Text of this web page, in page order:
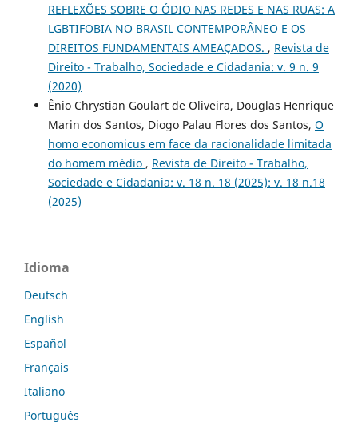
REFLEXÕES SOBRE O ÓDIO NAS REDES E NAS RUAS: A
LGBTIFOBIA NO BRASIL CONTEMPORÂNEO E OS
DIREITOS FUNDAMENTAIS AMEAÇADOS. , Revista de
Direito - Trabalho, Sociedade e Cidadania: v. 9 n. 9
(2020)
Ênio Chrystian Goulart de Oliveira, Douglas Henrique
Marin dos Santos, Diogo Palau Flores dos Santos, O
homo economicus em face da racionalidade limitada
do homem médio , Revista de Direito - Trabalho,
Sociedade e Cidadania: v. 18 n. 18 (2025): v. 18 n.18
(2025)
Idioma
Deutsch
English
Español
Français
Italiano
Português